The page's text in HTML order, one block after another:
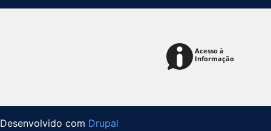
Desenvolvido com Drupal